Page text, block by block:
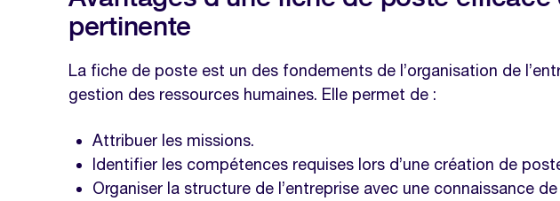
Comment élaborer une fiche de poste efficace ?
Nos modèles à télécharger sur la même thématique
Modèle entretien de recrutement
Modèle promesse d'embauche
pertinente
La fiche de poste est un des fondements de l’organisation de
gestion des ressources humaines. Elle permet de :
Attribuer les missions.
Identifier les compétences requises lors d’une création de
Organiser la structure de l’entreprise avec une connaissance